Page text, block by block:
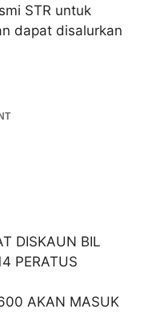
STR untuk
dapat disalurkan
DISKAUN BIL
PERATUS
AKAN MASUK